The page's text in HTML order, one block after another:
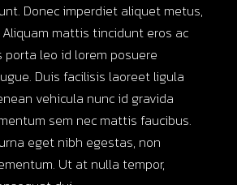
Donec imperdiet aliquet metus,
mattis tincidunt eros ac
porta leo id lorem posuere
Duis facilisis laoreet ligula
vehicula nunc id gravida
sem nec mattis faucibus.
eget nibh egestas, non
Ut at nulla tempor,